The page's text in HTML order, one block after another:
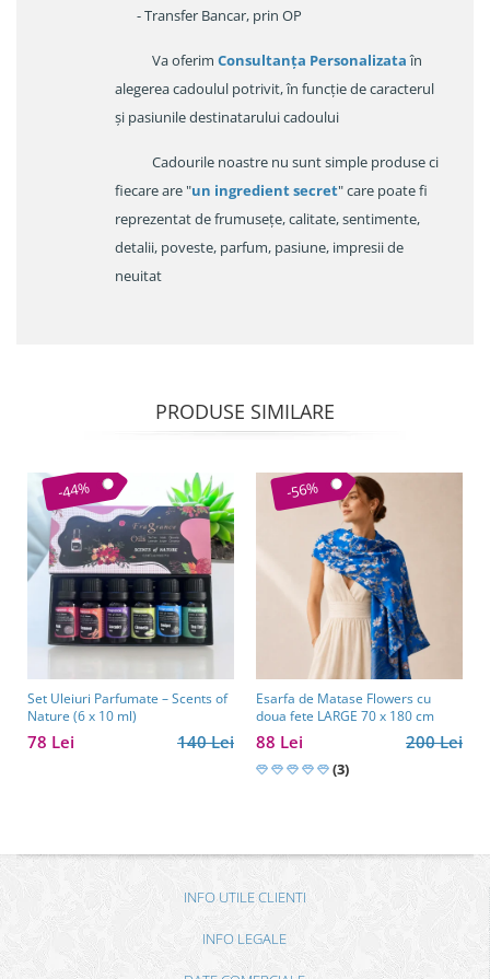
- Transfer Bancar, prin OP
Va oferim Consultanța Personalizataîn
alegerea cadoulul potrivit, în funcție de caracterul
și pasiunile destinatarului cadoului
Cadourile noastre nu sunt simple produse ci
fiecare are "un ingredient secret" care poate fi
reprezentat de frumusețe, calitate, sentimente,
detalii, poveste, parfum, pasiune, impresii de
neuitat
PRODUSE SIMILARE
-44%
Set Uleiuri Parfumate – Scents of
Nature (6 x 10 ml)
140 Lei
78 Lei
-56%
Esarfa de Matase Flowers cu
doua fete LARGE 70 x 180 cm
200 Lei
88 Lei
(3)
INFO UTILE CLIENTI
INFO LEGALE